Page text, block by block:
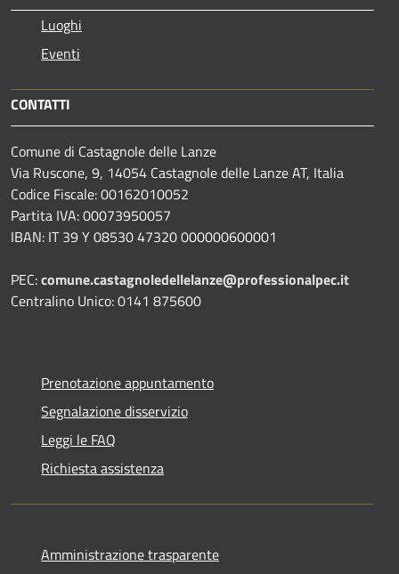
Luoghi
Eventi
CONTATTI
Comune di Castagnole delle Lanze
Via Ruscone, 9, 14054 Castagnole delle Lanze AT, Italia
Codice Fiscale: 00162010052
Partita IVA: 00073950057
IBAN: IT 39 Y 08530 47320 000000600001
PEC:comune.castagnoledellelanze@professionalpec.it
Centralino Unico: 0141 875600
Prenotazione appuntamento
Segnalazione disservizio
Leggi le FAQ
Richiesta assistenza
Amministrazione trasparente